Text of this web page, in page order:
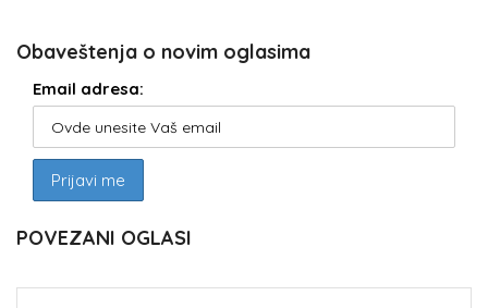
Obaveštenja o novim oglasima
Email adresa:
POVEZANI OGLASI